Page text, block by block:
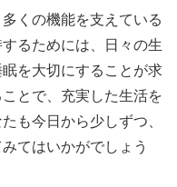
くの機能を支えている
るためには、日々の生
を大切にすることが求
とで、充実した生活を
も今日から少しずつ、
てはいかがでしょう